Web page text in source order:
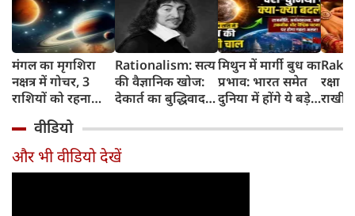
मंगल का मृगशिरा
नक्षत्र में गोचर, 3
राशियों को रहना
सावधान
Rationalism: सत्य
की वैज्ञानिक खोज:
देकार्त का बुद्धिवाद
का जन्म
मिथुन में मार्गी बुध का
प्रभाव: भारत समेत
दुनिया में होंगे ये बड़े
रक्षा
राखी
वीडियो
और भी वीडियो देखें